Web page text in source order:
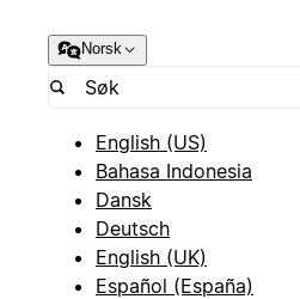
Norsk
English (US)
Bahasa Indonesia
Dansk
Deutsch
English (UK)
Español (España)